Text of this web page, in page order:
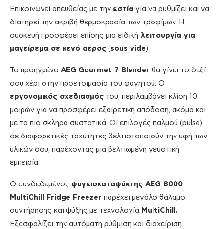
Επικοινωνεί απευθείας με την εστία για να ρυθμίζει και να
διατηρεί την ακριβή θερμοκρασία των τροφίμων. Η
συσκευή προσφέρει επίσης μια ειδική λειτουργία για
μαγείρεμα σε κενό αέρος (sous vide).
Το προηγμένο AEG Gourmet 7 Blender θα γίνει το δεξί
σου χέρι στην προετοιμασία του φαγητού. Ο
εργονομικός σχεδιασμός του, περιλαμβάνει κλίση 10
μοιρών για να προσφέρει εξαιρετική απόδοση, ακόμα και
με τα πιο σκληρά συστατικά. Οι επιλογές παλμού (pulse)
σε διαφορετικές ταχύτητες βελτιστοποιούν την υφή των
υλικών σου, παρέχοντας μια βελτιωμένη γευστική
εμπειρία.
Ο συνδεδεμένος ψυγειοκαταψύκτης ΑEG 8000
MultiChill Fridge Freezer παρέχει μεγάλο θάλαμο
συντήρησης και ψύξης με τεχνολογία MultiChill.
Εξασφαλίζει την αυτόματη ρύθμιση και διαχείριση